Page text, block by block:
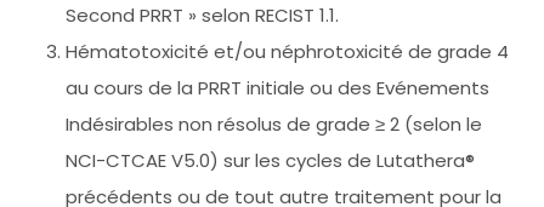
Second PRRT » selon RECIST 1.1.
Hématotoxicité et/ou néphrotoxicité de grade 4
au cours de la PRRT initiale ou des Evénements
Indésirables non résolus de grade ≥ 2 (selon le
NCI-CTCAE V5.0) sur les cycles de Lutathera®
précédents ou de tout autre traitement pour la